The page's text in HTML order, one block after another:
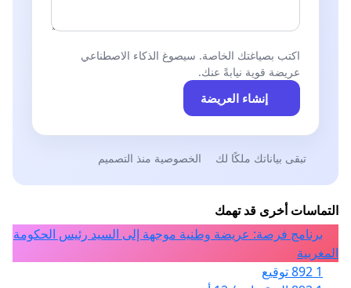
اكتب بصياغتك الخاصة. سيصوغ الذكاء الاصطناعي
عريضة قوية نيابةً عنك.
إنشاء العريضة
تبقى بياناتك ملكًا لك الخصوصية منذ التصميم
التماسات أخرى قد تهمك
برنامج فرصة: عريضة وطنية موجهة إلى السيد رئيس الحكومة
المغربية
1 892 توقيع